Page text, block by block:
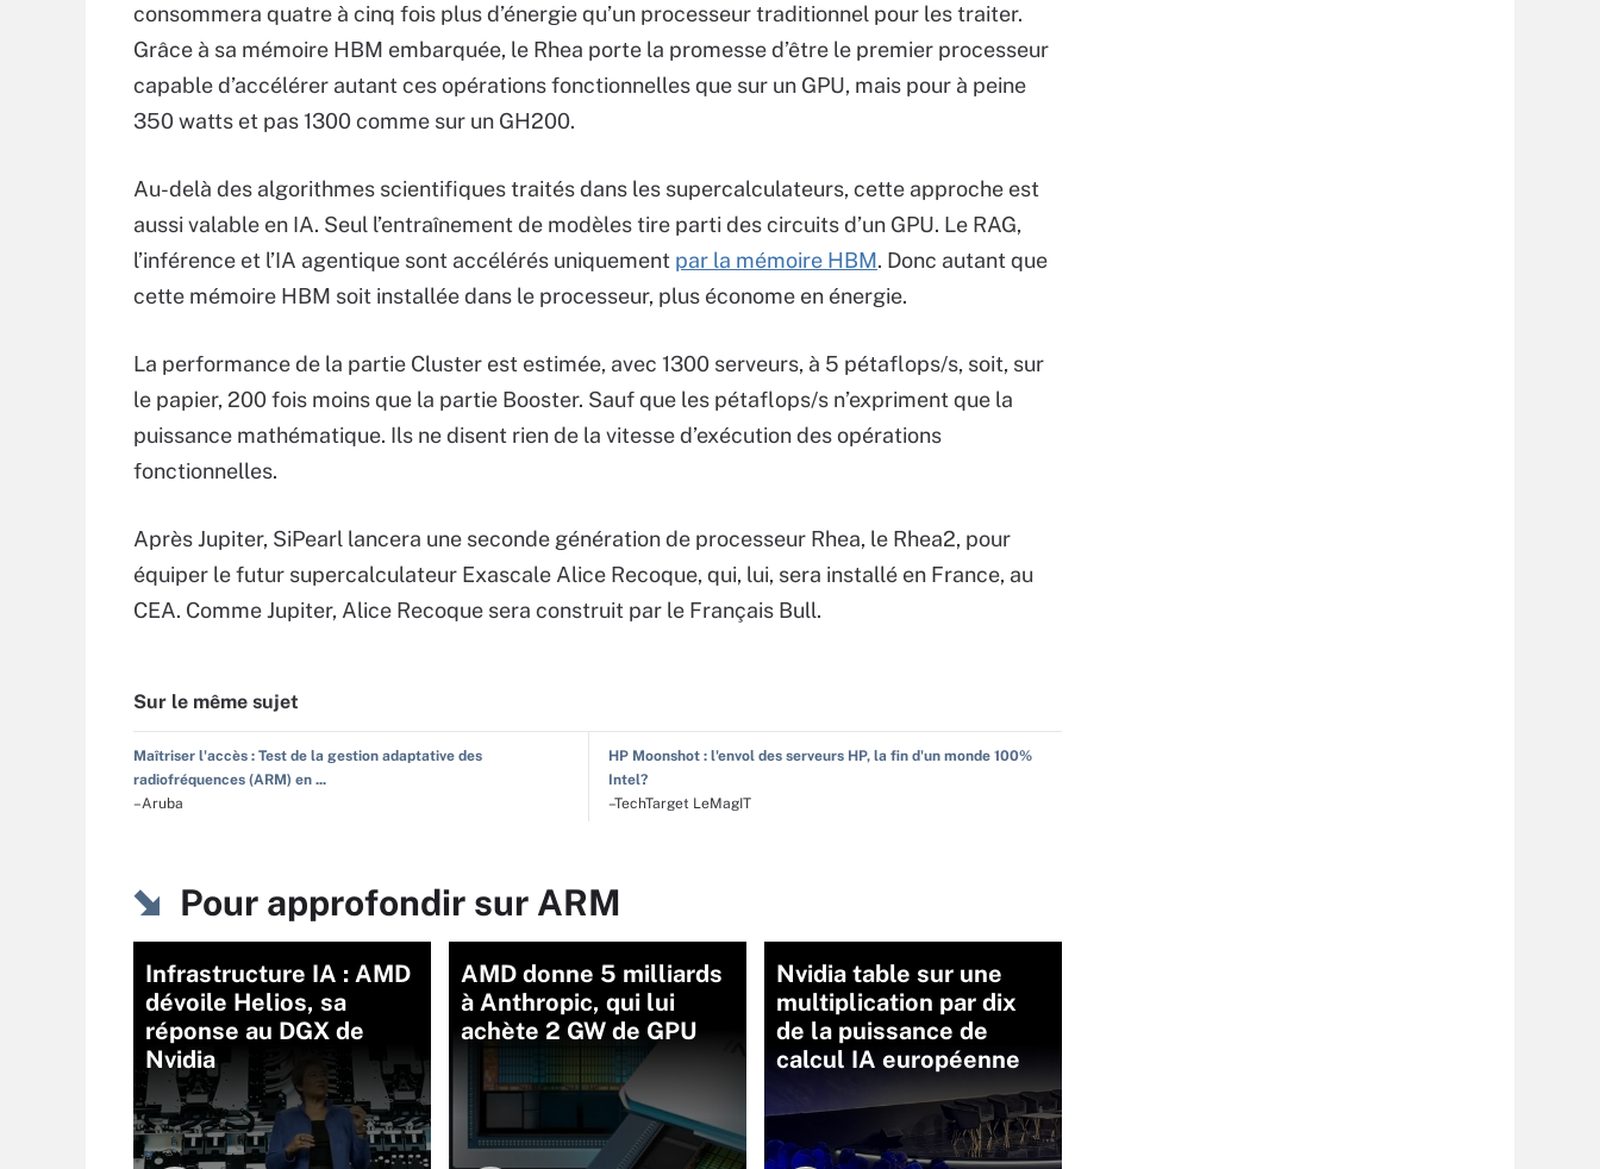
consommera quatre à cinq fois plus d’énergie qu’un processeur traditionnel pour les traiter.
Grâce à sa mémoire HBM embarquée, le Rhea porte la promesse d’être le premier processeur
capable d’accélérer autant ces opérations fonctionnelles que sur un GPU, mais pour à peine
350 watts et pas 1300 comme sur un GH200.
Au-delà des algorithmes scientifiques traités dans les supercalculateurs, cette approche est
aussi valable en IA. Seul l’entraînement de modèles tire parti des circuits d’un GPU. Le RAG,
l’inférence et l’IA agentique sont accélérés uniquement par la mémoire HBM. Donc autant que
cette mémoire HBM soit installée dans le processeur, plus économe en énergie.
La performance de la partie Cluster est estimée, avec 1300 serveurs, à 5 pétaflops/s, soit, sur
le papier, 200 fois moins que la partie Booster. Sauf que les pétaflops/s n’expriment que la
puissance mathématique. Ils ne disent rien de la vitesse d’exécution des opérations
fonctionnelles.
Après Jupiter, SiPearl lancera une seconde génération de processeur Rhea, le Rhea2, pour
équiper le futur supercalculateur Exascale Alice Recoque, qui, lui, sera installé en France, au
CEA. Comme Jupiter, Alice Recoque sera construit par le Français Bull.
Sur le même sujet
Maîtriser l'accès : Test de la gestion adaptative des
radiofréquences (ARM) en ...
–Aruba
HP Moonshot : l'envol des serveurs HP, la fin d'un monde 100%
Intel?
–TechTarget LeMagIT
Pour approfondir sur ARM
Infrastructure IA : AMD
dévoile Helios, sa
réponse au DGX de
Nvidia
AMD donne 5 milliards
à Anthropic, qui lui
achète 2 GW de GPU
Nvidia table sur une
multiplication par dix
de la puissance de
calcul IA européenne